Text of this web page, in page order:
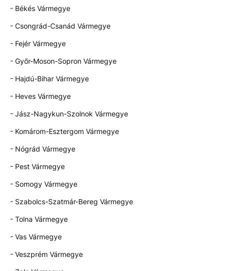
- Békés Vármegye
- Csongrád-Csanád Vármegye
- Fejér Vármegye
- Győr-Moson-Sopron Vármegye
- Hajdú-Bihar Vármegye
- Heves Vármegye
- Jász-Nagykun-Szolnok Vármegye
- Komárom-Esztergom Vármegye
- Nógrád Vármegye
- Pest Vármegye
- Somogy Vármegye
- Szabolcs-Szatmár-Bereg Vármegye
- Tolna Vármegye
- Vas Vármegye
- Veszprém Vármegye